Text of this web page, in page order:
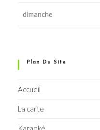
dimanche
Plan Du Site
Accueil
La carte
Karaoké